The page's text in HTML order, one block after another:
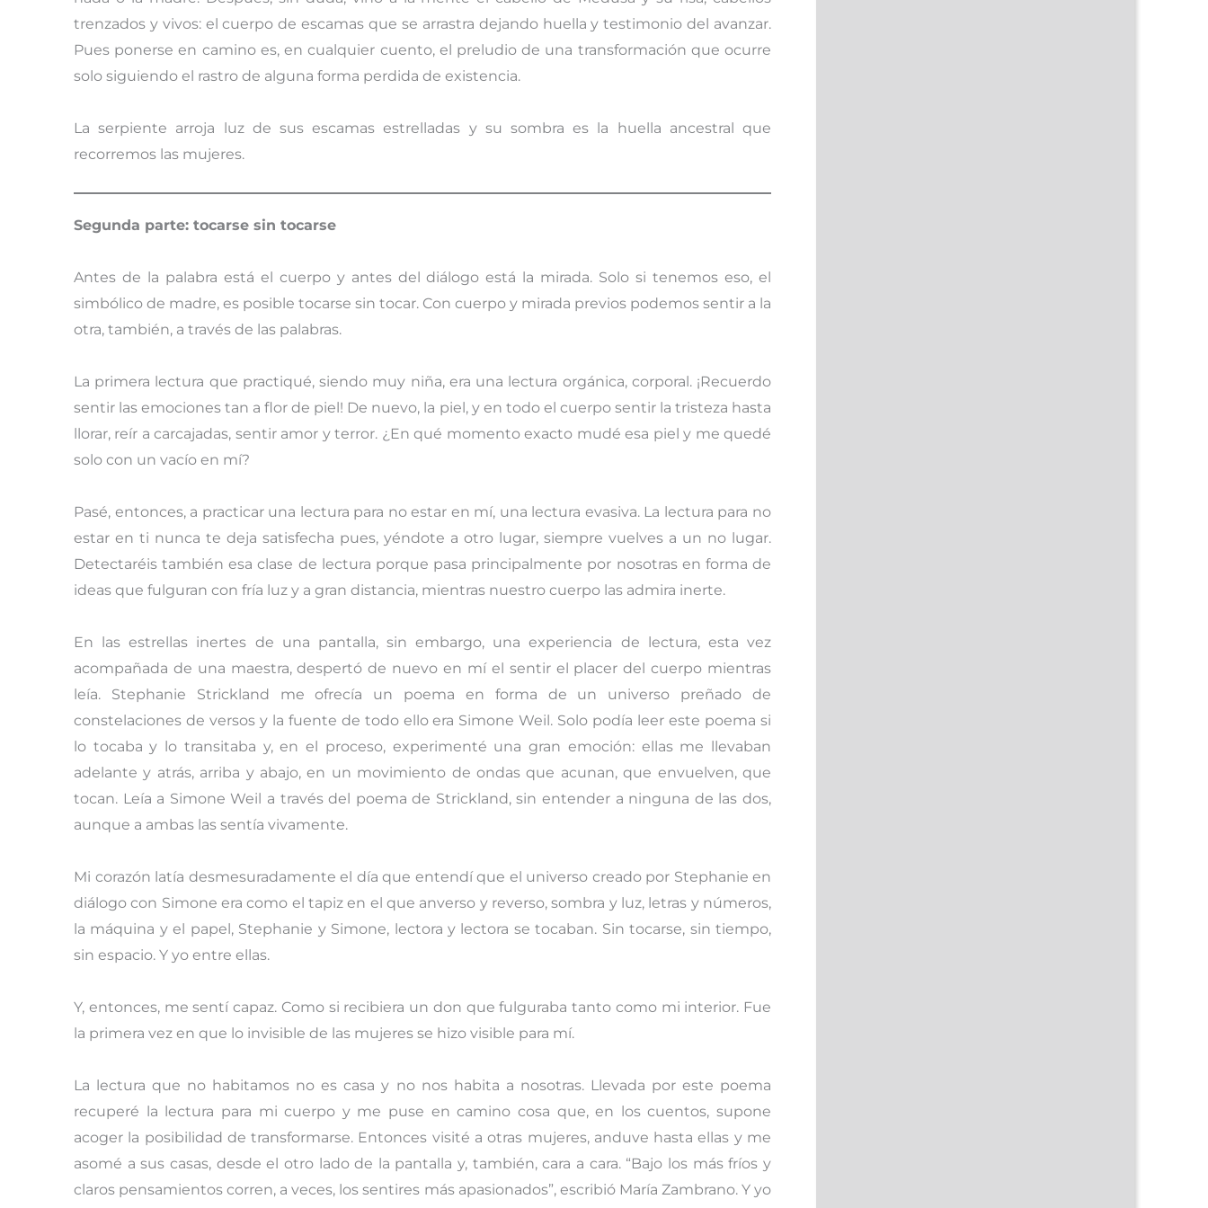
trenzados y vivos: el cuerpo de escamas que se arrastra dejando huella y testimonio del avanzar.
Pues ponerse en camino es, en cualquier cuento, el preludio de una transformación que ocurre
solo siguiendo el rastro de alguna forma perdida de existencia.
La serpiente arroja luz de sus escamas estrelladas y su sombra es la huella ancestral que
recorremos las mujeres.
Segunda parte: tocarse sin tocarse
Antes de la palabra está el cuerpo y antes del diálogo está la mirada. Solo si tenemos eso, el
simbólico de madre, es posible tocarse sin tocar. Con cuerpo y mirada previos podemos sentir a la
otra, también, a través de las palabras.
La primera lectura que practiqué, siendo muy niña, era una lectura orgánica, corporal. ¡Recuerdo
sentir las emociones tan a flor de piel! De nuevo, la piel, y en todo el cuerpo sentir la tristeza hasta
llorar, reír a carcajadas, sentir amor y terror. ¿En qué momento exacto mudé esa piel y me quedé
solo con un vacío en mí?
Pasé, entonces, a practicar una lectura para no estar en mí, una lectura evasiva. La lectura para no
estar en ti nunca te deja satisfecha pues, yéndote a otro lugar, siempre vuelves a un no lugar.
Detectaréis también esa clase de lectura porque pasa principalmente por nosotras en forma de
ideas que fulguran con fría luz y a gran distancia, mientras nuestro cuerpo las admira inerte.
En las estrellas inertes de una pantalla, sin embargo, una experiencia de lectura, esta vez
acompañada de una maestra, despertó de nuevo en mí el sentir el placer del cuerpo mientras
leía. Stephanie Strickland me ofrecía un poema en forma de un universo preñado de
constelaciones de versos y la fuente de todo ello era Simone Weil. Solo podía leer este poema si
lo tocaba y lo transitaba y, en el proceso, experimenté una gran emoción: ellas me llevaban
adelante y atrás, arriba y abajo, en un movimiento de ondas que acunan, que envuelven, que
tocan. Leía a Simone Weil a través del poema de Strickland, sin entender a ninguna de las dos,
aunque a ambas las sentía vivamente.
Mi corazón latía desmesuradamente el día que entendí que el universo creado por Stephanie en
diálogo con Simone era como el tapiz en el que anverso y reverso, sombra y luz, letras y números,
la máquina y el papel, Stephanie y Simone, lectora y lectora se tocaban. Sin tocarse, sin tiempo,
sin espacio. Y yo entre ellas.
Y, entonces, me sentí capaz. Como si recibiera un don que fulguraba tanto como mi interior. Fue
la primera vez en que lo invisible de las mujeres se hizo visible para mí.
La lectura que no habitamos no es casa y no nos habita a nosotras. Llevada por este poema
recuperé la lectura para mi cuerpo y me puse en camino cosa que, en los cuentos, supone
acoger la posibilidad de transformarse. Entonces visité a otras mujeres, anduve hasta ellas y me
asomé a sus casas, desde el otro lado de la pantalla y, también, cara a cara. “Bajo los más fríos y
claros pensamientos corren, a veces, los sentires más apasionados”, escribió María Zambrano. Y yo